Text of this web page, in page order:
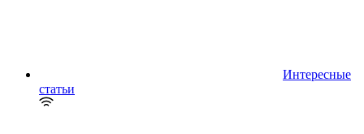
Интересные
статьи